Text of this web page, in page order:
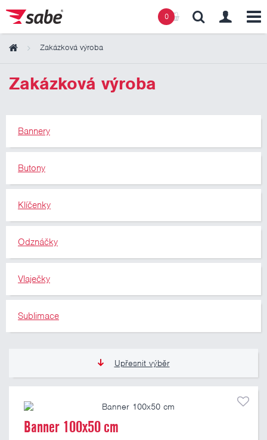
0
Zakázková výroba
Zakázková výroba
Bannery
Butony
Klíčenky
Odznáčky
Vlaječky
Sublimace
Upřesnit výběr
Banner 100x50 cm
Obsah košíku